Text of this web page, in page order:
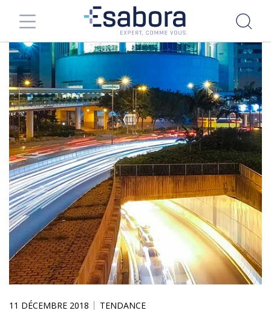
11 DÉCEMBRE 2018 TENDANCE